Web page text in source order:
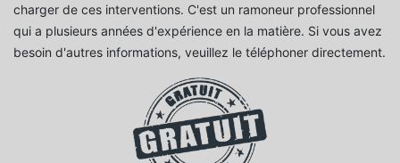
charger de ces interventions. C'est un ramoneur professionnel
qui a plusieurs années d'expérience en la matière. Si vous avez
besoin d'autres informations, veuillez le téléphoner directement.